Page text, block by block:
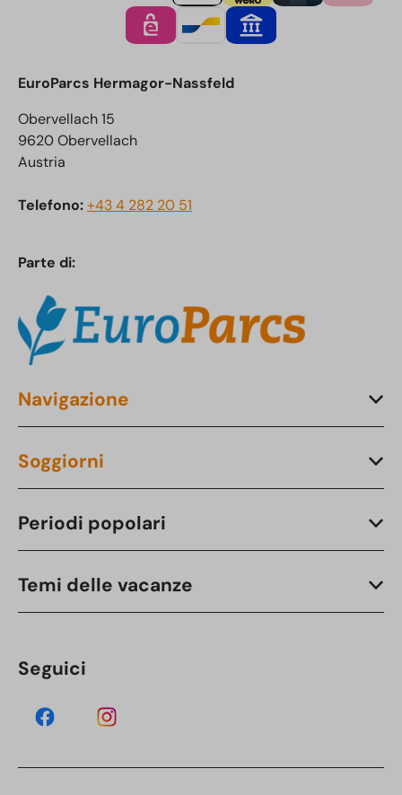
EuroParcs Hermagor-Nassfeld
Obervellach 15
9620 Obervellach
Austria
Telefono:+43 4 282 20 51
Parte di:
Navigazione
Soggiorni
Periodi popolari
Temi delle vacanze
Seguici